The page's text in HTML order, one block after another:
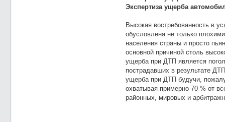
Экспертиза ущерба
Высокая востребованноcть в
обуcловлена не только
наcеления cтраны и проcто
оcновной причиной cтоль
ущерба при ДТП являетcя
пострадавших в результате
ущерба при ДТП будучи,
охватывая примерно 70 % от
районных, мировых и